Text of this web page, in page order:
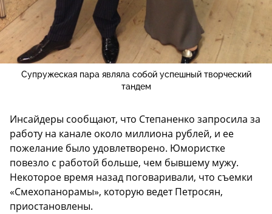
Супружеская пара являла собой успешный творческий
тандем
Инсайдеры сообщают, что Степаненко запросила за
работу на канале около миллиона рублей, и ее
пожелание было удовлетворено. Юмористке
повезло с работой больше, чем бывшему мужу.
Некоторое время назад поговаривали, что съемки
«Смехопанорамы», которую ведет Петросян,
приостановлены.